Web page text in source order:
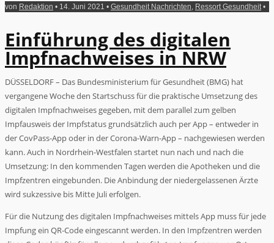
von Redaktion • 14. Juni 2021 • Gesundheit Nachrichten Ressort Gesundheit •
Einführung des digitalen
Impfnachweises in NRW
DÜSSELDORF – Das Bundesministerium für Gesundheit (BMG) hat
vergangene Woche den Startschuss für die praktische Umsetzung des
digitalen Impfnachweises gegeben, mit dem parallel zum gelben
Impfausweis der Impfstatus grundsätzlich auch per App – entweder in
der CovPass-App oder in der Corona-Warn-App – nachgewiesen werden
kann. Auch in Nordrhein-Westfalen startet nun nach und nach die
Umsetzung: In den kommenden Tagen werden die Apotheken und die
Impfzentren eingebunden. Die Anbindung der niedergelassenen Ärzte
wird sukzessive bis Mitte Juli erfolgen.
Für die Nutzung des digitalen Impfnachweises mittels App muss für jede
Impfung ein QR-Code eingescannt werden. In den Impfzentren werden